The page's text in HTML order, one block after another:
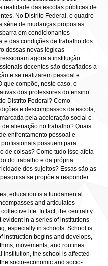
realidade das escolas públicas de
No Distrito Federal, o quadro
série de mudanças propostas
em condicionantes
e das condições de trabalho dos
dessas novas lógicas
agora a instituição
docentes são desafiados a
e se realizarem pessoal e
que compõe, neste caso, o
dos professores do ensino
Distrito Federal? Como
e descompassos da escola,
pela aceleração social e
de alienação no trabalho? Quais
enfrentamento pessoal e
possuem para
de coisas? Como tudo isso afeta
do trabalho e da própria
dos sujeitos? Essas são as
se propõe a responder.
education is a fundamental
and articulates
life. In fact, the centrality
evident in a series of institutions
especially in schools. School is
instruction begins and develops,
movements, and routines.
institution, the school is affected
socio-economic and socio-